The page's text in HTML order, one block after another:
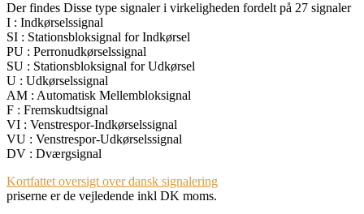
Der findes Disse type signaler i virkeligheden fordelt på 27 signaler
I : Indkørselssignal
SI : Stationsbloksignal for Indkørsel
PU : Perronudkørselssignal
SU : Stationsbloksignal for Udkørsel
U : Udkørselssignal
AM : Automatisk Mellembloksignal
F : Fremskudtsignal
VI : Venstrespor-Indkørselssignal
VU : Venstrespor-Udkørselssignal
DV : Dværgsignal
Kortfattet oversigt over dansk signalering
priserne er de vejledende inkl DK moms.